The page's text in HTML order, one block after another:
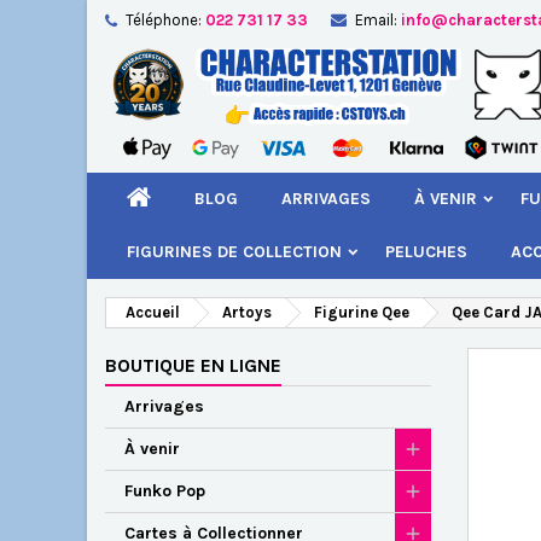
Téléphone: 022 731 17 33 Email:
BLOG ARRIVAGES À VENIR
FIGURINES DE COLLECTION PELUCHES
Accueil Artoys Figurine Qee Qee Card
BOUTIQUE EN LIGNE
Arrivages
À venir
Funko Pop
Cartes à Collectionner